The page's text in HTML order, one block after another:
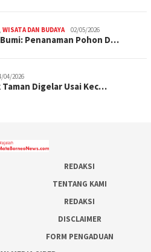
, WISATA DAN BUDAYA 02/05/2026
Penanaman Pohon D…
04/2026
Digelar Usai Kec…
REDAKSI
TENTANG KAMI
REDAKSI
DISCLAIMER
FORM PENGADUAN